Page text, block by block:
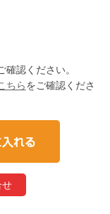
確認ください。
ちらをご確認くださ